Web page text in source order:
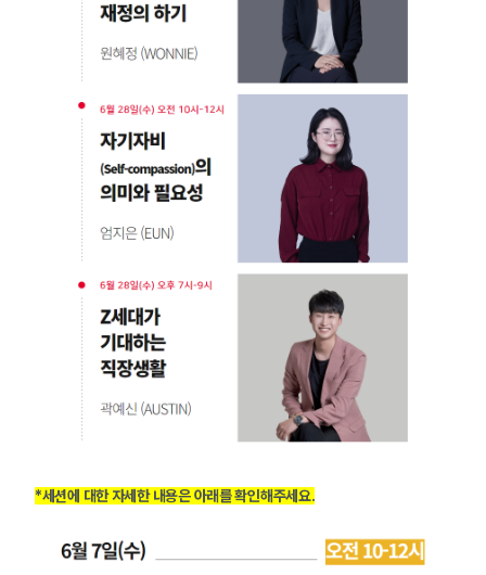
*세션에 대한 자세한 내용은 아래를 확인해주세요.